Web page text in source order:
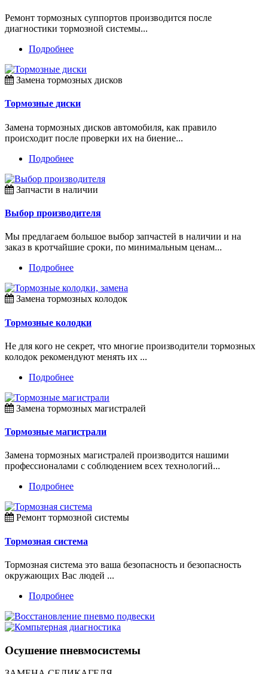
Ремонт тормозных суппортов производится после
диагностики тормозной системы...
Подробнее
Замена тормозных дисков
Тормозные диски
Замена тормозных дисков автомобиля, как правило
происходит после проверки их на биение...
Подробнее
Запчасти в наличии
Выбор производителя
Мы предлагаем большое выбор запчастей в наличии и на
заказ в кротчайшие сроки, по минимальным ценам...
Подробнее
Замена тормозных колодок
Тормозные колодки
Не для кого не секрет, что многие производители тормозных
колодок рекомендуют менять их ...
Подробнее
Замена тормозных магистралей
Тормозные магистрали
Замена тормозных магистралей производится нашими
профессионалами с соблюдением всех технологий...
Подробнее
Ремонт тормозной системы
Тормозная система
Тормозная система это ваша безопасность и безопасность
окружающих Вас людей ...
Подробнее
Осушение пневмосистемы